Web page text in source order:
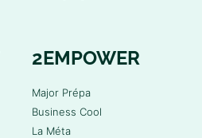
2EMPOWER
Major Prépa
Business Cool
La Méta